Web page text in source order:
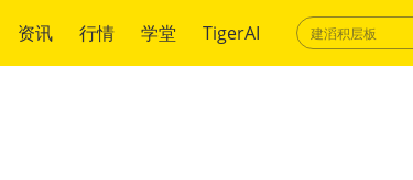
资讯 行情 学堂 TigerAI